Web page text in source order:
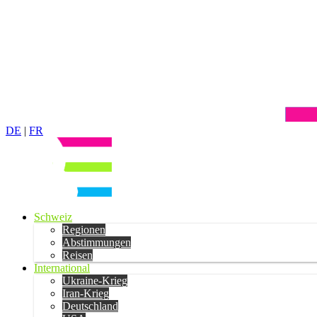
DE | FR
Schweiz
Regionen
Abstimmungen
Reisen
International
Ukraine-Krieg
Iran-Krieg
Deutschland